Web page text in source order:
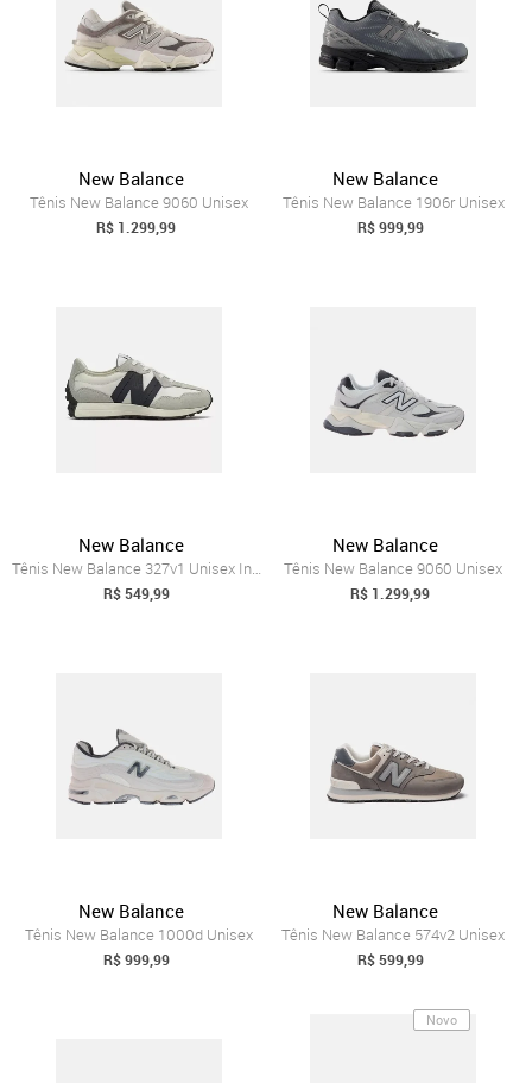
New Balance
Tênis New Balance 9060 Unisex
R$ 1.299,99
New Balance
Tênis New Balance 1906r Unisex
R$ 999,99
New Balance
Tênis New Balance 327v1 Unisex Incolor
R$ 549,99
New Balance
Tênis New Balance 9060 Unisex
R$ 1.299,99
New Balance
Tênis New Balance 1000d Unisex
R$ 999,99
New Balance
Tênis New Balance 574v2 Unisex
R$ 599,99
Novo